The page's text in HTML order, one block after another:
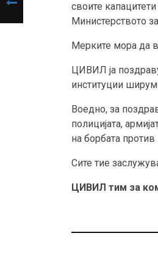
своите
Министерството
Мерките мора да
ЦИВИЛ ја
институции ширум
Воедно, за
полицијата,
на борбата
Сите тие
ЦИВИЛ тим за